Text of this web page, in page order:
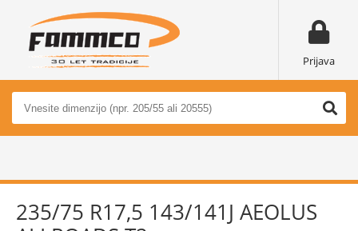
Prijava
235/75 R17,5 143/141J AEOLUS